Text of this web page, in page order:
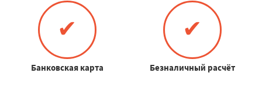
✔
Банковская карта
✔
Безналичный расчёт